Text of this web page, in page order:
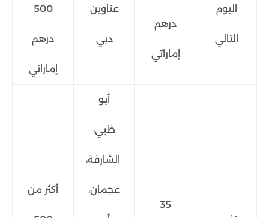
اليوم
التالي
درهم
إماراتي
عناوين
دبي
500
درهم
إماراتي
35
أبو
ظبي،
الشارقة،
عجمان، أكثر من